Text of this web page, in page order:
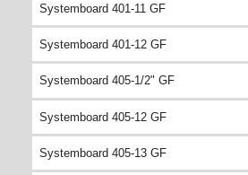
Systemboard 401-11 GF
Systemboard 401-12 GF
Systemboard 405-1/2" GF
Systemboard 405-12 GF
Systemboard 405-13 GF